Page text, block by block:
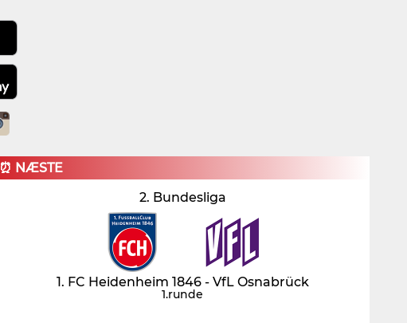
⏰ NÆSTE
2. Bundesliga
1. FC Heidenheim 1846 - VfL Osnabrück
1.runde